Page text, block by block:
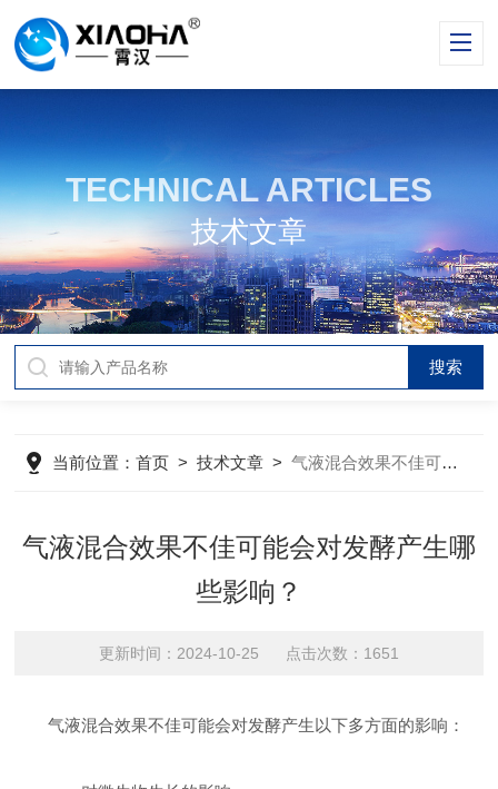
TECHNICAL ARTICLES
技术文章
当前位置：首页 >技术文章 >气液混合效果不佳可能会对发酵产生哪些影响？
气液混合效果不佳可能会对发酵产生哪
些影响？
更新时间：2024-10-25 点击次数：1651
气液混合效果不佳可能会对发酵产生以下多方面的影响：